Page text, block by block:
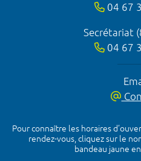
04 67
Secrétariat
04 67
Pour connaître les horaires
rendez-vous, cliquez sur le
bandeau jaune